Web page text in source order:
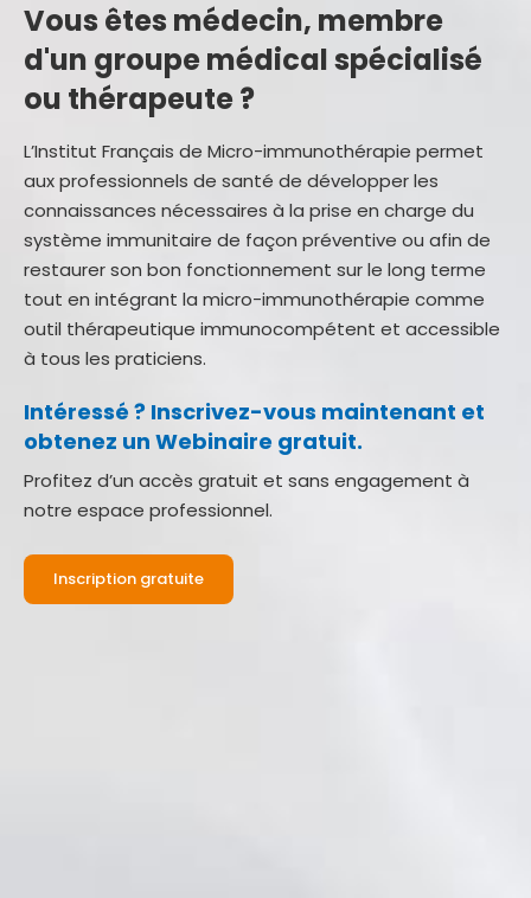
Vous êtes médecin, membre
d'un groupe médical spécialisé
ou thérapeute ?
L’Institut Français de Micro-immunothérapie permet
aux professionnels de santé de développer les
connaissances nécessaires à la prise en charge du
système immunitaire de façon préventive ou afin de
restaurer son bon fonctionnement sur le long terme
tout en intégrant la micro-immunothérapie comme
outil thérapeutique immunocompétent et accessible
à tous les praticiens.
Intéressé ? Inscrivez-vous maintenant et
obtenez un Webinaire gratuit.
Profitez d’un accès gratuit et sans engagement à
notre espace professionnel.
Inscription gratuite